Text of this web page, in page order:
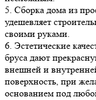
5. Сборка дома из
удешевляет
своими руками.
6. Эстетические
бруса дают
внешней и
поверхность, при
основанием под